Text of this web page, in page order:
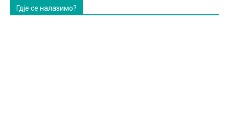
Гдје се налазимо?